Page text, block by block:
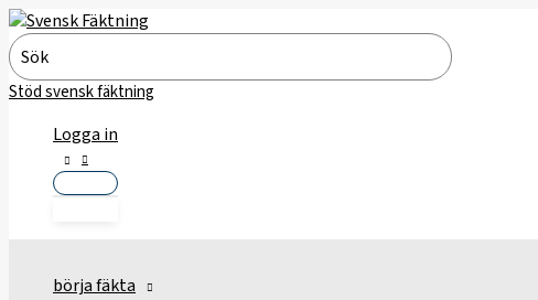
Hoppa
till
innehåll
Search
for:
Stöd svensk fäktning
Logga in
börja fäkta